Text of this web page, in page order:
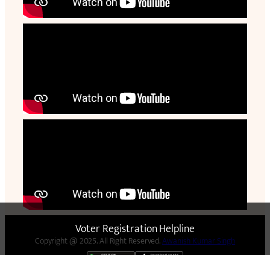
Voter Registration Helpline
Copyright @ 2025. All Right Reserved.Awanish Kumar Singh